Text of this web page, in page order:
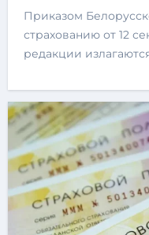
Приказом Белорусского бюро по транспортному
страхованию от 12
редакции